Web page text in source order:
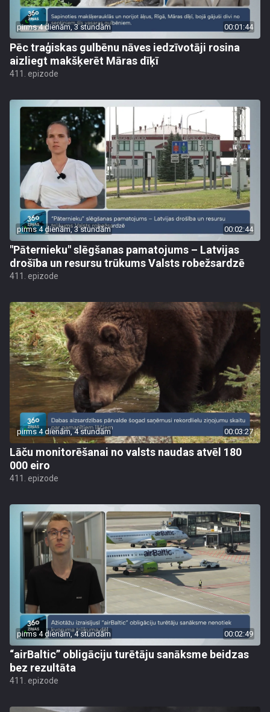
pirms 4 dienām, 3 stundām 00:01:44
Pēc traģiskas gulbēnu nāves iedzīvotāji rosina
aizliegt makšķerēt Māras dīķī
411. epizode
pirms 4 dienām, 3 stundām 00:02:44
"Pāternieku" slēgšanas pamatojums – Latvijas
drošība un resursu trūkums Valsts robežsardzē
411. epizode
pirms 4 dienām, 4 stundām 00:03:27
Lāču monitorēšanai no valsts naudas atvēl 180
000 eiro
411. epizode
pirms 4 dienām, 4 stundām 00:02:49
“airBaltic” obligāciju turētāju sanāksme beidzas
bez rezultāta
411. epizode